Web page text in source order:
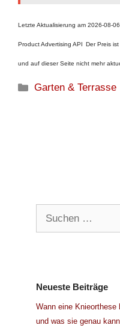
Letzte Aktualisierung am 2026-08-
Product Advertising API Der Preis
und auf dieser Seite nicht mehr
Kategorien
Garten & Terrasse
Neueste Beiträge
Wann eine
und was sie genau kann